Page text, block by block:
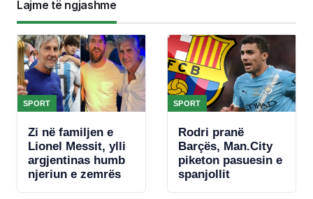
Lajme të ngjashme
SPORT
Zi në familjen e
Lionel Messit, ylli
argjentinas humb
njeriun e zemrës
SPORT
Rodri pranë
Barçës, Man.City
piketon pasuesin e
spanjollit